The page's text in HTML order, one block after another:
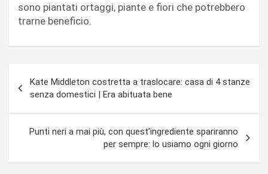
sono piantati ortaggi, piante e fiori che potrebbero
trarne beneficio.
articoli
Kate Middleton costretta a traslocare: casa di 4 stanze
senza domestici | Era abituata bene
Punti neri a mai più, con quest’ingrediente spariranno
per sempre: lo usiamo ogni giorno